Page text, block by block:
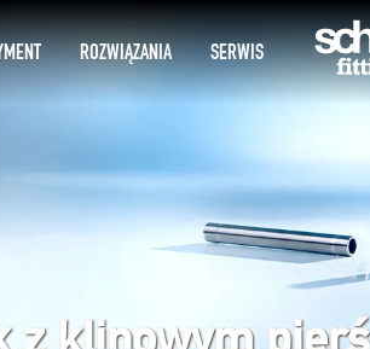
ROZWIĄZANIA SERWIS